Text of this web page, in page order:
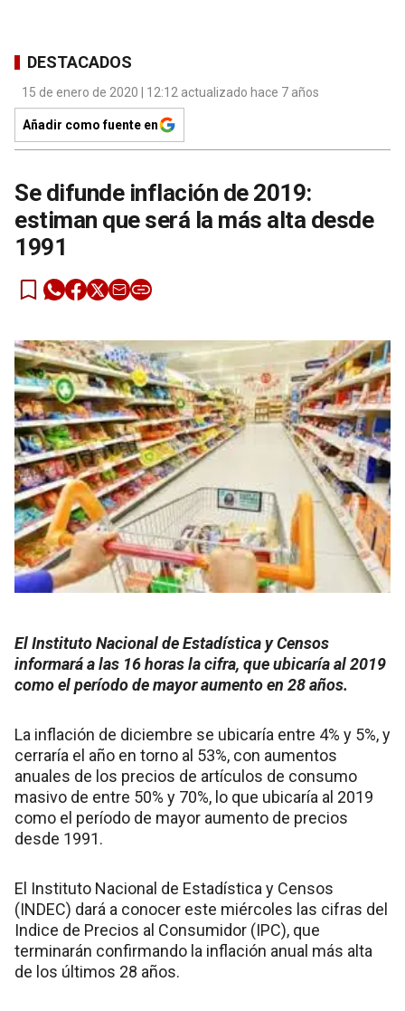
DESTACADOS
15 de enero de 2020 | 12:12 actualizado hace 7 años
Añadir como fuente en
Se difunde inflación de 2019:
estiman que será la más alta desde
1991
El Instituto Nacional de Estadística y Censos
informará a las 16 horas la cifra, que ubicaría al 2019
como el período de mayor aumento en 28 años.
La inflación de diciembre se ubicaría entre 4% y 5%, y
cerraría el año en torno al 53%, con aumentos
anuales de los precios de artículos de consumo
masivo de entre 50% y 70%, lo que ubicaría al 2019
como el período de mayor aumento de precios
desde 1991.
El Instituto Nacional de Estadística y Censos
(INDEC) dará a conocer este miércoles las cifras del
Indice de Precios al Consumidor (IPC), que
terminarán confirmando la inflación anual más alta
de los últimos 28 años.